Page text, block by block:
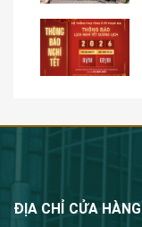
ĐỊA CHỈ CỬA HÀNG